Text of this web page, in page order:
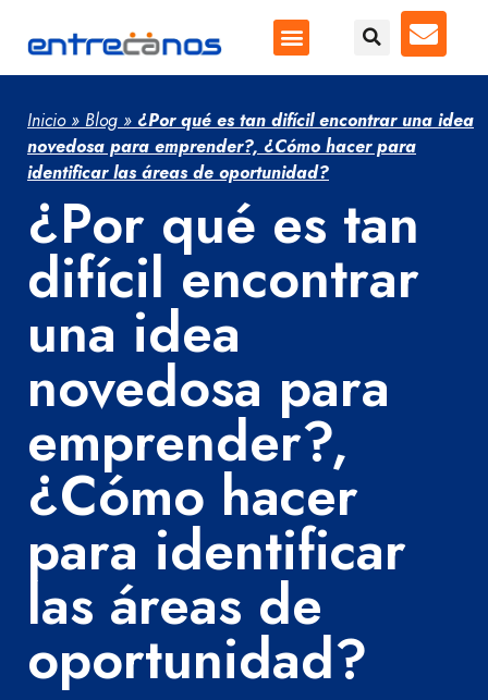
Inicio» Blog » ¿Por qué es tan difícil encontrar una idea
novedosa para emprender?, ¿Cómo hacer para
identificar las áreas de oportunidad?
¿Por qué es tan
difícil encontrar
una idea
novedosa para
emprender?,
¿Cómo hacer
para identificar
las áreas de
oportunidad?